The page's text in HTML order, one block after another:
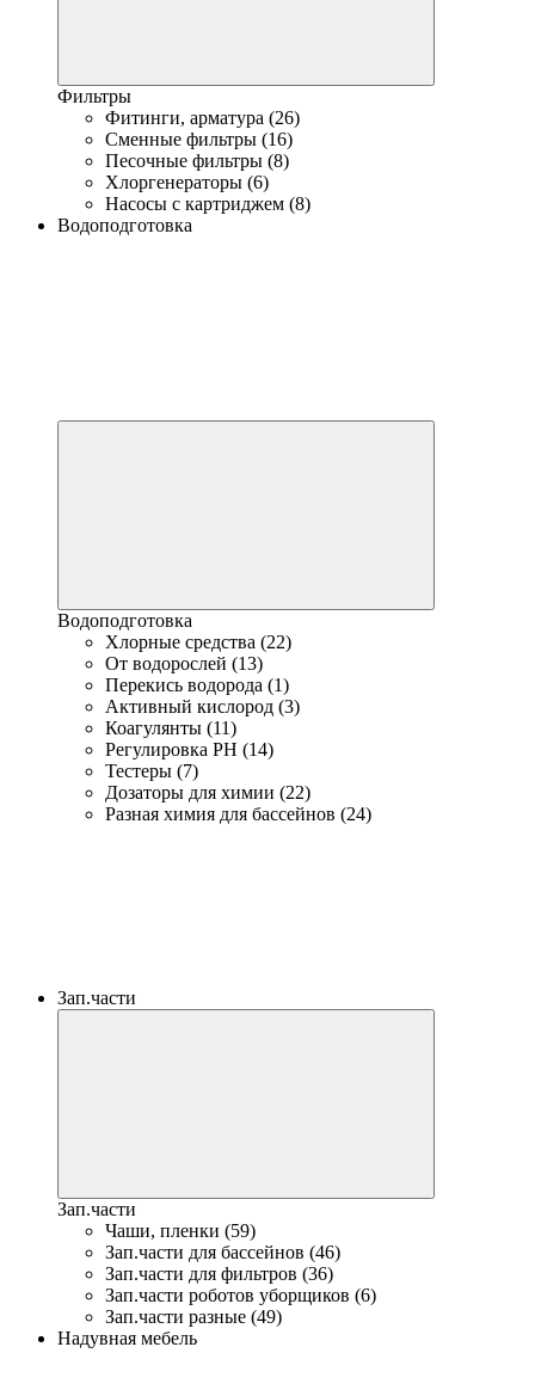
Фильтры
Фитинги, арматура (26)
Сменные фильтры (16)
Песочные фильтры (8)
Хлоргенераторы (6)
Насосы с картриджем (8)
Водоподготовка
Водоподготовка
Хлорные средства (22)
От водорослей (13)
Перекись водорода (1)
Активный кислород (3)
Коагулянты (11)
Регулировка PH (14)
Тестеры (7)
Дозаторы для химии (22)
Разная химия для бассейнов (24)
Зап.части
Зап.части
Чаши, пленки (59)
Зап.части для бассейнов (46)
Зап.части для фильтров (36)
Зап.части роботов уборщиков (6)
Зап.части разные (49)
Надувная мебель